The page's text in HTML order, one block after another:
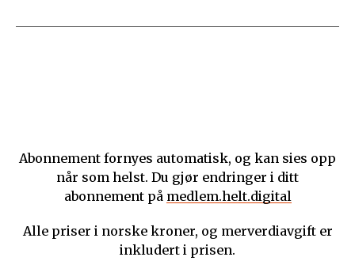
Abonnement fornyes automatisk, og kan sies opp
når som helst. Du gjør endringer i ditt
abonnement på medlem.helt.digital
Alle priser i norske kroner, og merverdiavgift er
inkludert i prisen.